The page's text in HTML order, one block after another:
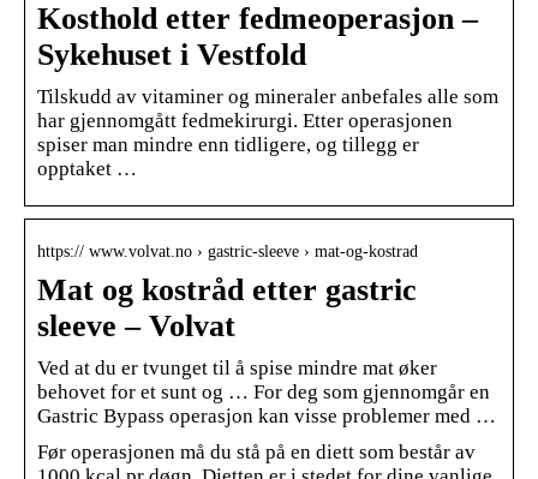
Kosthold etter fedmeoperasjon –
Sykehuset i Vestfold
Tilskudd av vitaminer og mineraler anbefales alle som
har gjennomgått fedmekirurgi. Etter operasjonen
spiser man mindre enn tidligere, og tillegg er
opptaket …
https:// www.volvat.no › gastric-sleeve › mat-og-kostrad
Mat og kostråd etter gastric
sleeve – Volvat
Ved at du er tvunget til å spise mindre mat øker
behovet for et sunt og … For deg som gjennomgår en
Gastric Bypass operasjon kan visse problemer med …
Før operasjonen må du stå på en diett som består av